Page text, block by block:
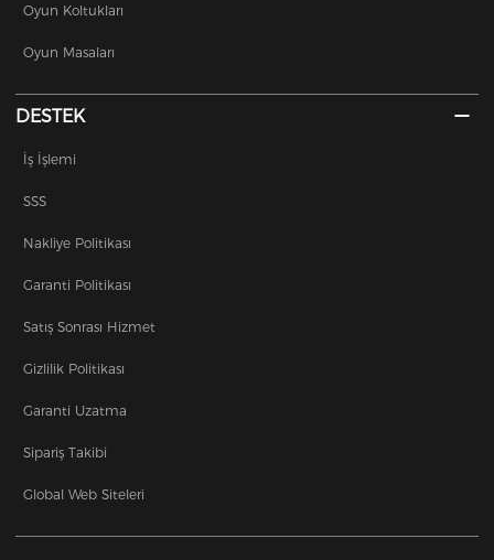
Oyun Koltukları
Oyun Masaları
DESTEK
İş İşlemi
SSS
Nakliye Politikası
Garanti Politikası
Satış Sonrası Hizmet
Gizlilik Politikası
Garanti Uzatma
Sipariş Takibi
Global Web Siteleri